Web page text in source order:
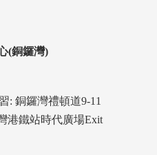
(銅鑼灣)
: 銅鑼灣禮頓道9-11
港鐵站時代廣場Exit